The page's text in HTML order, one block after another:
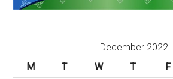
December 2022
M
T W T F